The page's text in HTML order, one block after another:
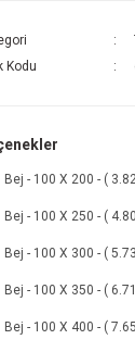
Kodu
Bej - 100 X 200 - (
Bej - 100 X 250 - (
Bej - 100 X 300 - (
Bej - 100 X 350 - (
Bej - 100 X 400 - (